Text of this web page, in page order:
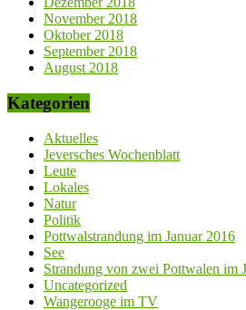
November 2018
Oktober 2018
September 2018
August 2018
Kategorien
Aktuelles
Jeversches Wochenblatt
Leute
Lokales
Natur
Politik
Pottwalstrandung im Januar 2016
See
Strandung von zwei Pottwalen im
Uncategorized
Wangerooge im TV